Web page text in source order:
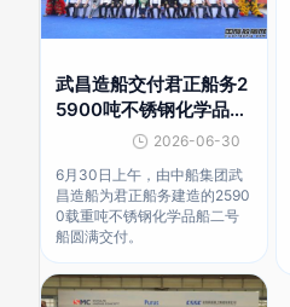
武昌造船交付君正船务2
5900吨不锈钢化学品船
2026-06-30
6月30日上午，由中船集团武
昌造船为君正船务建造的2590
0载重吨不锈钢化学品船二号
船圆满交付。